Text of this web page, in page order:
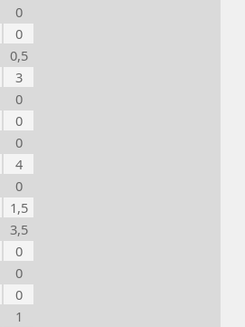
0
0
0,5
3
0
0
0
4
0
1,5
3,5
0
0
0
1